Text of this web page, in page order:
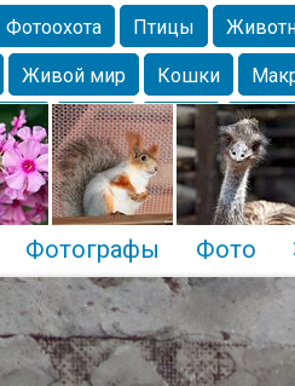
Фотоохота Птицы
Живой мир Кошки
Крым Весна
Чайка Лес Утки
Фотографы Фото